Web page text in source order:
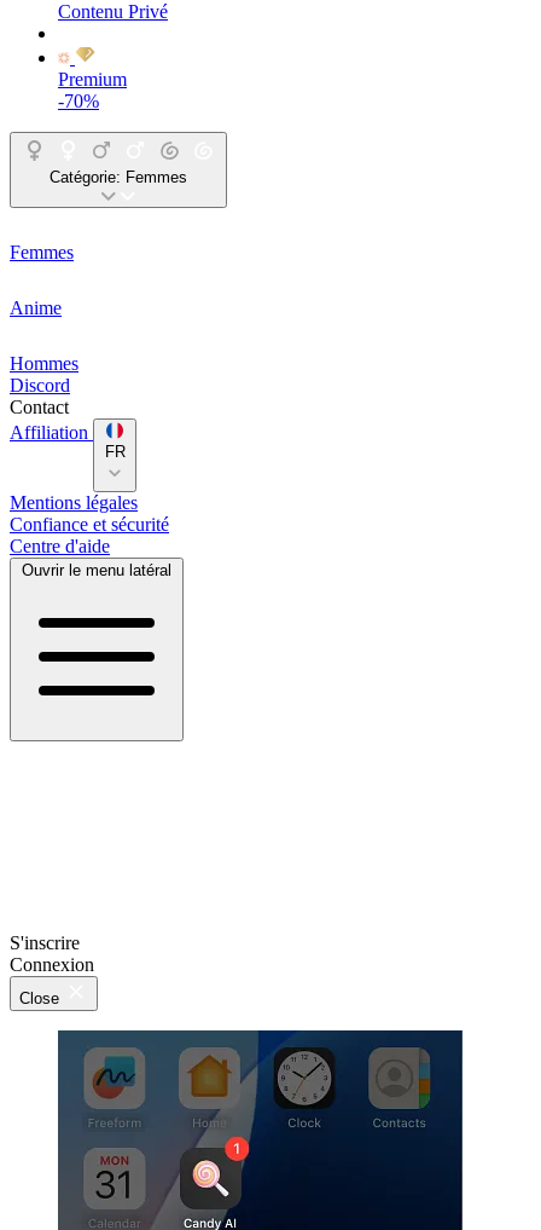
Contenu Privé
Premium
-70%
Catégorie: Femmes
Femmes
Anime
Hommes
Discord
Contact
Affiliation
FR
Mentions légales
Confiance et sécurité
Centre d'aide
Ouvrir le menu latéral
S'inscrire
Connexion
Close